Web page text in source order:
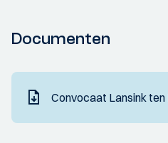
Documenten
Convocaat Lansink